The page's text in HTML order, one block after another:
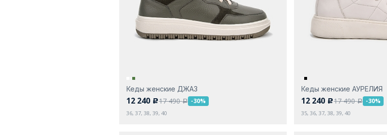
Кеды женские ДЖАЗ
12 240 c17 490a -30%
36, 37, 38, 39, 40
Кеды женские АУРЕЛИЯ
12 240 c17 490a -30%
35, 36, 37, 38, 39, 40